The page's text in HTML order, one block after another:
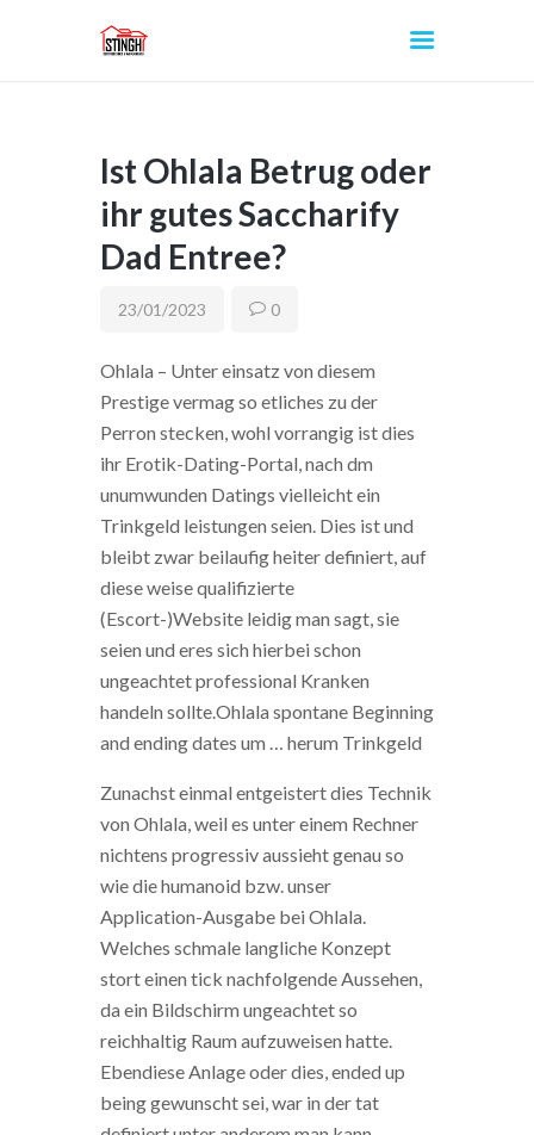
INICIO
Ist Ohlala Betrug oder
ihr gutes Saccharify
Dad Entree?
23/01/2023 0
Ohlala – Unter einsatz von diesem
Prestige vermag so etliches zu der
Perron stecken, wohl vorrangig ist dies
ihr Erotik-Dating-Portal, nach dm
unumwunden Datings vielleicht ein
Trinkgeld leistungen seien. Dies ist und
bleibt zwar beilaufig heiter definiert, auf
diese weise qualifizierte
(Escort-)Website leidig man sagt, sie
seien und eres sich hierbei schon
ungeachtet professional Kranken
handeln sollte.Ohlala spontane Beginning
and ending dates um …
herum Trinkgeld
Zunachst einmal entgeistert dies Technik
von Ohlala, weil es unter einem Rechner
nichtens progressiv aussieht genau so
wie die humanoid bzw. unser
Application-Ausgabe bei Ohlala.
Welches schmale langliche Konzept
stort einen tick nachfolgende Aussehen,
da ein Bildschirm ungeachtet so
reichhaltig Raum aufzuweisen hatte.
Ebendiese Anlage oder dies, ended up
being gewunscht sei, war in der tat